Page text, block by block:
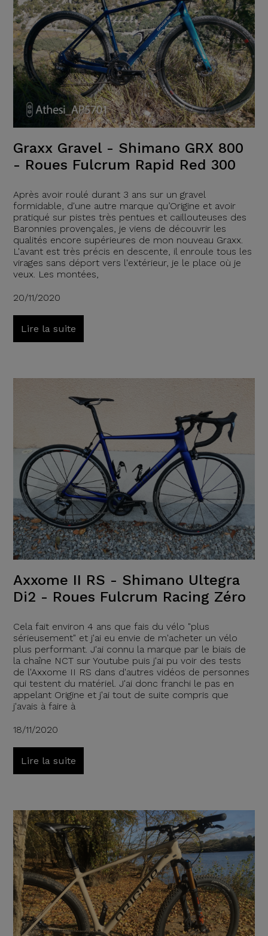
Graxx Gravel - Shimano GRX 800
- Roues Fulcrum Rapid Red 300
Après avoir roulé durant 3 ans sur un gravel
formidable, d'une autre marque qu’Origine et avoir
pratiqué sur pistes très pentues et caillouteuses des
Baronnies provençales, je viens de découvrir les
qualités encore supérieures de mon nouveau Graxx.
L'avant est très précis en descente, il enroule tous les
virages sans déport vers l'extérieur, je le place où je
veux. Les montées,
20/11/2020
Lire la suite
Axxome II RS - Shimano Ultegra
Di2 - Roues Fulcrum Racing Zéro
Cela fait environ 4 ans que fais du vélo "plus
sérieusement" et j'ai eu envie de m'acheter un vélo
plus performant. J'ai connu la marque par le biais de
la chaîne NCT sur Youtube puis j'ai pu voir des tests
de l'Axxome II RS dans d'autres vidéos de personnes
qui testent du matériel. J'ai donc franchi le pas en
appelant Origine et j'ai tout de suite compris que
j'avais à faire à
18/11/2020
Lire la suite